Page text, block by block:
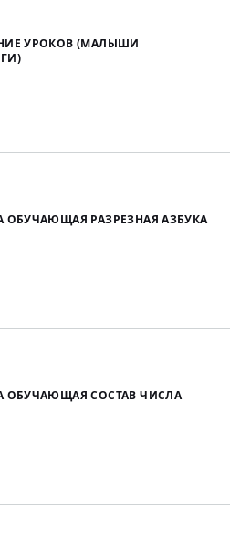
УРОКОВ (МАЛЫШИ
ОБУЧАЮЩАЯ РАЗРЕЗНАЯ АЗБУКА
ОБУЧАЮЩАЯ СОСТАВ ЧИСЛА